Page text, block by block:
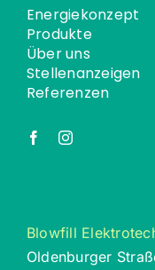
Energiekonzept
Produkte
Über uns
Stellenanzeigen
Referenzen
Blowfill
Oldenburger